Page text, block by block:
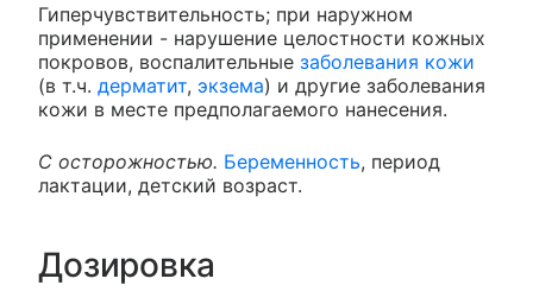
Гиперчувствительность; при наружном
применении - нарушение целостности кожных
покровов, воспалительные заболевания кожи
(в т.ч. дерматит, экзема) и другие заболевания
кожи в месте предполагаемого нанесения.
С осторожностью. Беременность, период
лактации, детский возраст.
Дозировка